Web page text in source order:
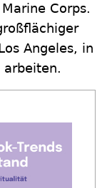
Corps.
Angeles, in
arbeiten.